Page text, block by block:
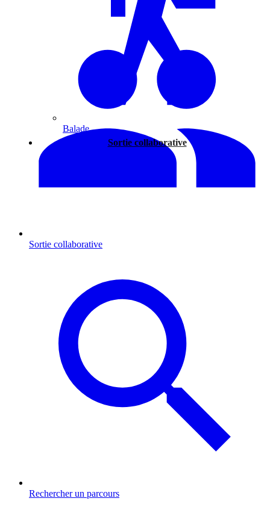
Balade
Sortie collaborative
Sortie collaborative
Rechercher un parcours